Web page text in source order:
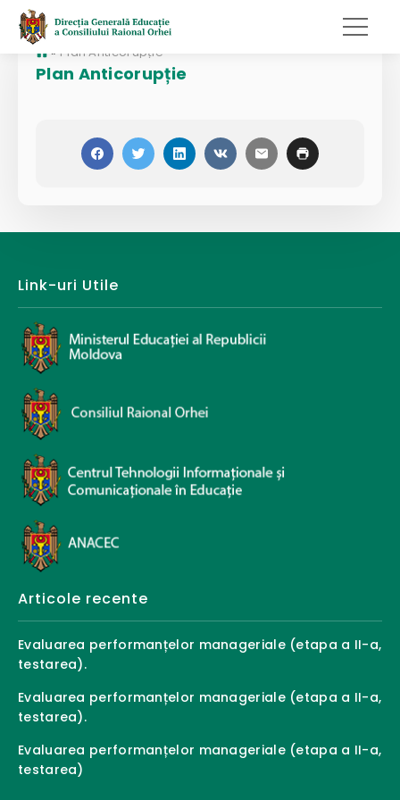
» Plan Anticorupție
Plan Anticorupție
Link-uri Utile
Articole recente
Evaluarea performanțelor manageriale (etapa a II-a,
testarea).
Evaluarea performanțelor manageriale (etapa a II-a,
testarea).
Evaluarea performanțelor manageriale (etapa a II-a,
testarea)